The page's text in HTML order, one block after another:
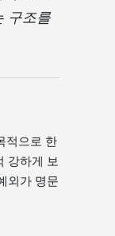
구조를
적으로 한
강하게 보
외가 명문